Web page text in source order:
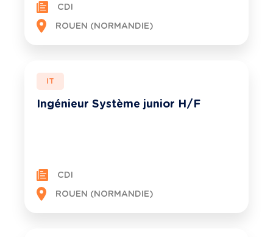
CDI
ROUEN (NORMANDIE)
IT
Ingénieur Système junior H/F
CDI
ROUEN (NORMANDIE)